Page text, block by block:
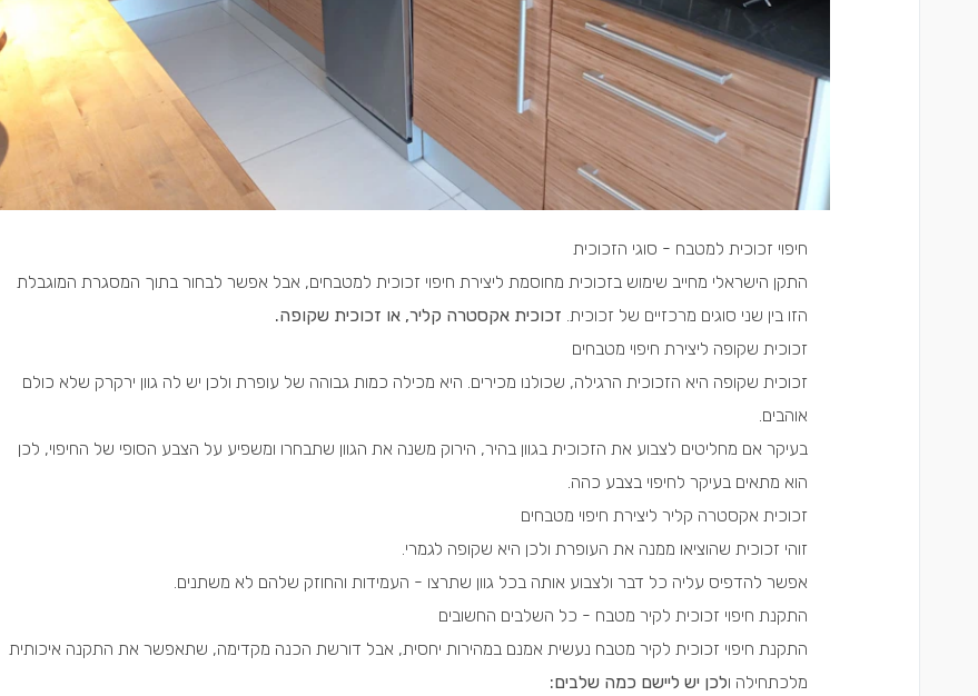
חיפוי זכוכית למטבח - סוגי הזכוכית
התקן הישראלי מחייב שימוש בזכוכית מחוסמת ליצירת חיפוי זכוכית למטבחים, אבל אפשר לבחור בתוך המסגרת המוגבלת
הזו בין שני סוגים מרכזיים של זכוכית. זכוכית אקסטרה קליר, או זכוכית שקופה.
זכוכית שקופה ליצירת חיפוי מטבחים
זכוכית שקופה היא הזכוכית הרגילה, שכולנו מכירים. היא מכילה כמות גבוהה של עופרת ולכן יש לה גוון ירקרק שלא כולם
אוהבים.
בעיקר אם מחליטים לצבוע את הזכוכית בגוון בהיר, הירוק משנה את הגוון שתבחרו ומשפיע על הצבע הסופי של החיפוי, לכן
הוא מתאים בעיקר לחיפוי בצבע כהה.
זכוכית אקסטרה קליר ליצירת חיפוי מטבחים
זוהי זכוכית שהוציאו ממנה את העופרת ולכן היא שקופה לגמרי.
אפשר להדפיס עליה כל דבר ולצבוע אותה בכל גוון שתרצו - העמידות והחוזק שלהם לא משתנים.
התקנת חיפוי זכוכית לקיר מטבח - כל השלבים החשובים
התקנת חיפוי זכוכית לקיר מטבח נעשית אמנם במהירות יחסית, אבל דורשת הכנה מקדימה, שתאפשר את התקנה איכותית
מלכתחילה ולכן יש ליישם כמה שלבים: